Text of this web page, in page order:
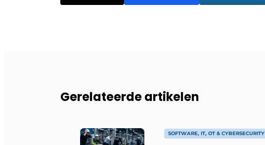
Gerelateerde artikelen
SOFTWARE, IT, OT & CYBERSECURITY